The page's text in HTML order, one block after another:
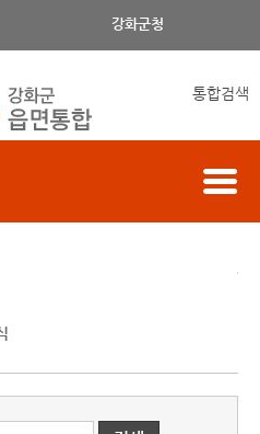
강화군청
통합검색